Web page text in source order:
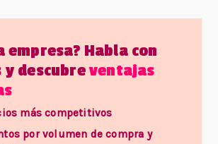
empresa? Habla con
descubreventajas
más competitivos
por volumen de compra y